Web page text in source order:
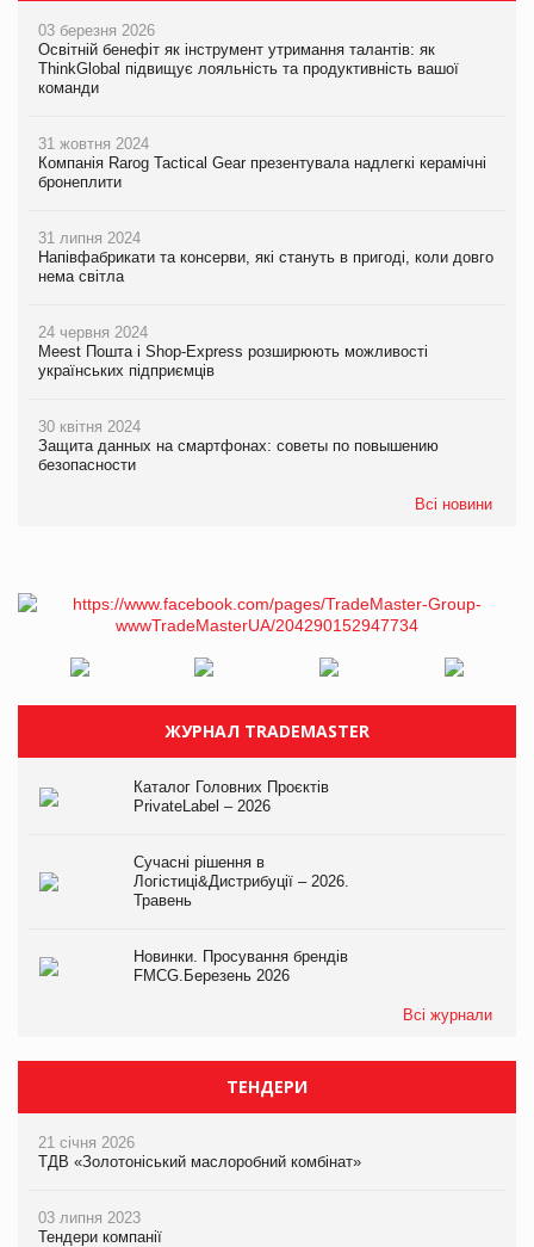
03 березня 2026
Освітній бенефіт як інструмент утримання талантів: як
ThinkGlobal підвищує лояльність та продуктивність вашої
команди
31 жовтня 2024
Компанія Rarog Tactical Gear презентувала надлегкі керамічні
бронеплити
31 липня 2024
Напівфабрикати та консерви, які стануть в пригоді, коли довго
нема світла
24 червня 2024
Meest Пошта і Shop-Express розширюють можливості
українських підприємців
30 квітня 2024
Защита данных на смартфонах: советы по повышению
безопасности
Всі новини
ЖУРНАЛ TRADEMASTER
Каталог Головних Проєктів
PrivateLabel – 2026
Сучасні рішення в
Логістиці&Дистрибуції – 2026.
Травень
Новинки. Просування брендів
FMCG.Березень 2026
Всі журнали
ТЕНДЕРИ
21 січня 2026
ТДВ «Золотоніський маслоробний комбінат»
03 липня 2023
Тендери компанії